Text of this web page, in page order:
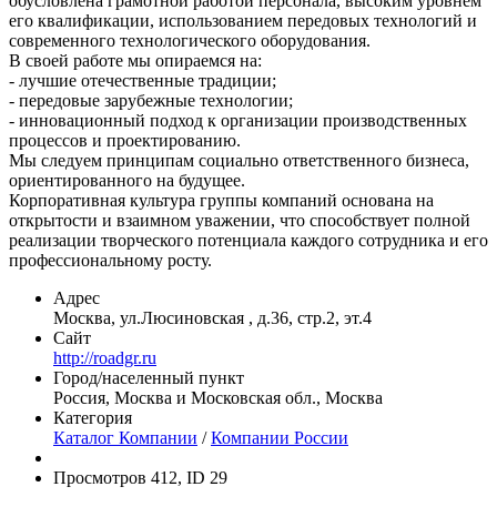
его квалификации, использованием передовых технологий и
современного технологического оборудования.
В своей работе мы опираемся на:
- лучшие отечественные традиции;
- передовые зарубежные технологии;
- инновационный подход к организации производственных
процессов и проектированию.
Мы следуем принципам социально ответственного бизнеса,
ориентированного на будущее.
Корпоративная культура группы компаний основана на
открытости и взаимном уважении, что способствует полной
реализации творческого потенциала каждого сотрудника и его
профессиональному росту.
Адрес
Москва, ул.Люсиновская , д.36, стр.2, эт.4
Сайт
http://roadgr.ru
Город/населенный пункт
Россия, Москва и Московская обл., Москва
Категория
Каталог Компании /Компании России
Просмотров 412, ID 29